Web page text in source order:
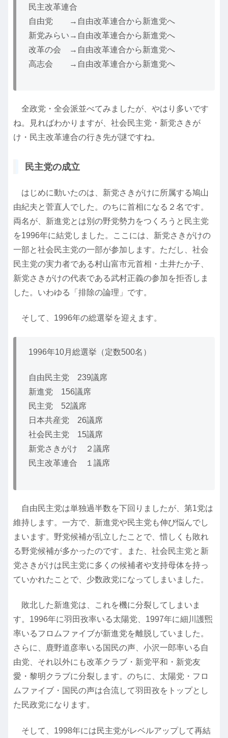
民主改革連合
自由党 →自由改革連合から新進党へ
新党みらい→自由改革連合から新進党へ
改革の会 →自由改革連合から新進党へ
高志会 →自由改革連合から新進党へ
全政党・全会派並べてみましたが、やはり多いです
ね。見ればわかりますが、社会民主党・新党さきが
け・民主改革連合の行き先が謎ですね。
民主党の成立
はじめに動いたのは、新党さきがけに所属する鳩山
由紀夫と菅直人でした。のちに首相になる２名です。
両名が、新進党とは別の野党勢力をつくろうと民主党
を1996年に結党しました。ここには、新党さきがけの
一部と社会民主党の一部が参加します。ただし、社会
民主党の実力者である村山富市元首相・土井たか子、
新党さきがけの代表である武村正義の参加を拒否しま
した。いわゆる「排除の論理」です。
そして、1996年の総選挙を迎えます。
1996年10月総選挙（定数500名）
自由民主党 239議席
新進党 156議席
民主党 52議席
日本共産党 26議席
社会民主党 15議席
新党さきがけ ２議席
民主改革連合 １議席
自由民主党は単独過半数を下回りましたが、第1党は
維持します。一方で、新進党や民主党も伸び悩んでし
まいます。野党候補が乱立したことで、惜しくも敗れ
る野党候補が多かったのです。また、社会民主党と新
党さきがけは民主党に多くの候補者や支持母体を持っ
ていかれたことで、少数政党になってしまいました。
敗北した新進党は、これを機に分裂してしまいま
す。1996年に羽田孜率いる太陽党、1997年に細川護煕
率いるフロムファイブが新進党を離脱していました。
さらに、鹿野道彦率いる国民の声、小沢一郎率いる自
由党、それ以外にも改革クラブ・新党平和・新党友
愛・黎明クラブに分裂します。のちに、太陽党・フロ
ムファイブ・国民の声は合流して羽田孜をトップとし
た民政党になります。
そして、1998年には民主党がレベルアップして再結